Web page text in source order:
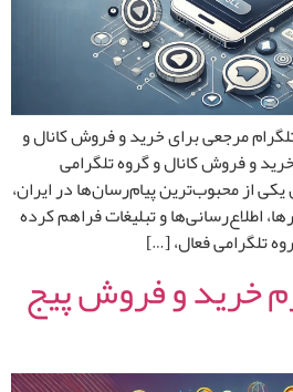
مرجعی برای خرید و فروش کانال و
و فروش کانال و گروه تلگرامی
از محبوب‌ترین پیام‌رسان‌ها در ایران،
اطلاع‌رسانی‌ها و تبلیغات فراهم کرده
تلگرامی فعال، […]
خرید و فروش پیج